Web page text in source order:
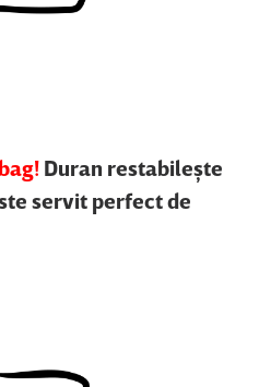
Duran restabileşte
servit perfect de